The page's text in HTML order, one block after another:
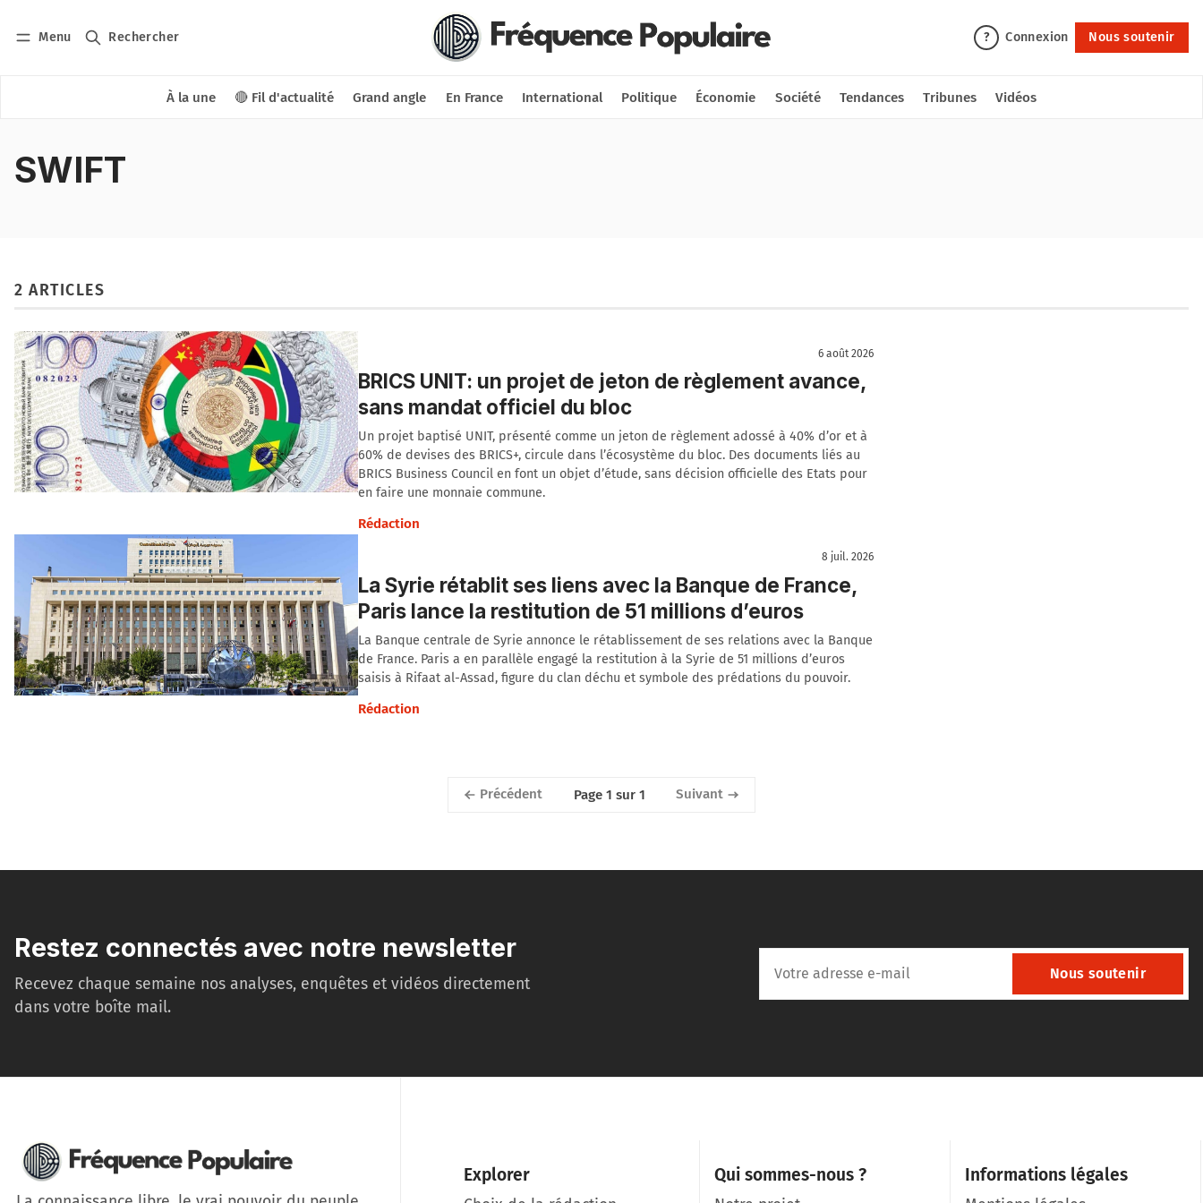
Menu Rechercher ? Connexion Nous soutenir
À la une 🔴 Fil d'actualité Grand angle En France International Politique Économie Société Tendances Tribunes Vidéos
Nous soutenir
SWIFT
2 ARTICLES
6 août 2026
BRICS UNIT: un projet de jeton de règlement avance,
sans mandat officiel du bloc
Un projet baptisé UNIT, présenté comme un jeton de règlement adossé à 40% d’or et à
60% de devises des BRICS+, circule dans l’écosystème du bloc. Des documents liés au
BRICS Business Council en font un objet d’étude, sans décision officielle des Etats pour
en faire une monnaie commune.
Rédaction
8 juil. 2026
La Syrie rétablit ses liens avec la Banque de France,
Paris lance la restitution de 51 millions d’euros
La Banque centrale de Syrie annonce le rétablissement de ses relations avec la Banque
de France. Paris a en parallèle engagé la restitution à la Syrie de 51 millions d’euros
saisis à Rifaat al-Assad, figure du clan déchu et symbole des prédations du pouvoir.
Rédaction
Précédent Page 1 sur 1 Suivant
Restez connectés avec notre newsletter
Recevez chaque semaine nos analyses, enquêtes et vidéos directement
dans votre boîte mail.
Nous soutenir
Explorer Qui sommes-nous ? Informations légales